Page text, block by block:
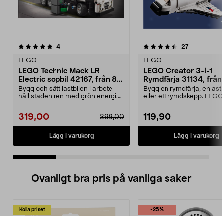
4recensioner
LEGO
LEGO Technic Mack LR
Electric sopbil 42167, från 8
år
Bygg och sätt lastbilen i arbete –
håll staden ren med grön energi.
319,00 399,00
Lägg i varukorg
4.5 av 5 stjärnor 27recensioner
LEGO
LEGO Creator 3-i-1
Rymdfärja 31134,
Bygg en rymdfärja, en
eller ett rymdskepp.
119,90
Lägg i varukorg
0.0 av 5 stjärnor
Ovanligt bra pris på vanliga saker
Kolla priset -25%